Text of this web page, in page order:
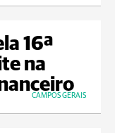
16ª
na
CAMPOS GERAIS